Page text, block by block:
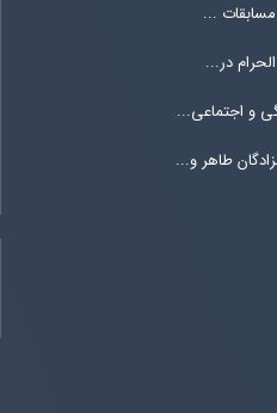
...
در...
و اجتماعی...
طاهر و...